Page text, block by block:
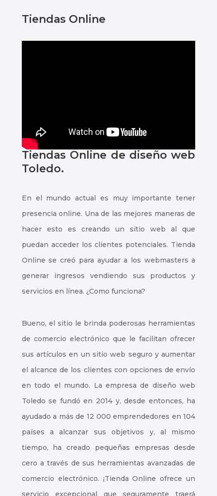
Tiendas Online
Tiendas Online de diseño web
Toledo.
En el mundo actual es muy importante tener
presencia online. Una de las mejores maneras de
hacer esto es creando un sitio web al que
puedan acceder los clientes potenciales. Tienda
Online se creó para ayudar a los webmasters a
generar ingresos vendiendo sus productos y
servicios en línea. ¿Como funciona?
Bueno, el sitio le brinda poderosas herramientas
de comercio electrónico que le facilitan ofrecer
sus artículos en un sitio web seguro y aumentar
el alcance de los clientes con opciones de envío
en todo el mundo. La empresa de diseño web
Toledo se fundó en 2014 y, desde entonces, ha
ayudado a más de 12 000 emprendedores en 104
países a alcanzar sus objetivos y, al mismo
tiempo, ha creado pequeñas empresas desde
cero a través de sus herramientas avanzadas de
comercio electrónico. ¡Tienda Online ofrece un
servicio excepcional que seguramente traerá